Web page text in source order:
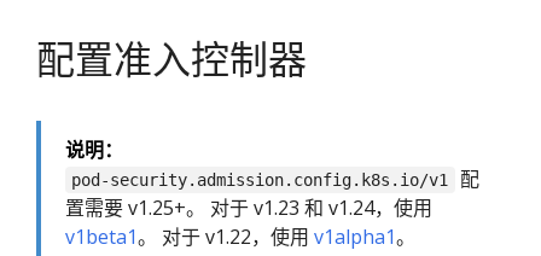
配置准入控制器
说明：
pod-security.admission.config.k8s.io/v1
配
置需要 v1.25+。 对于 v1.23 和 v1.24，使用
v1beta1。 对于 v1.22，使用 v1alpha1。